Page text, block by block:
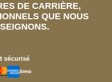
DE CARRIÈRE,
QUE NOUS
sécurisé